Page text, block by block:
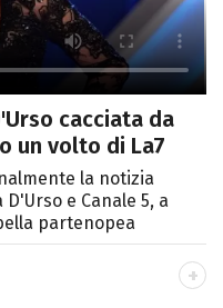
cacciata da
un volto di La7
la notizia
e Canale 5, a
partenopea